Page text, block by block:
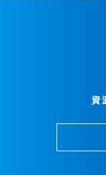
資